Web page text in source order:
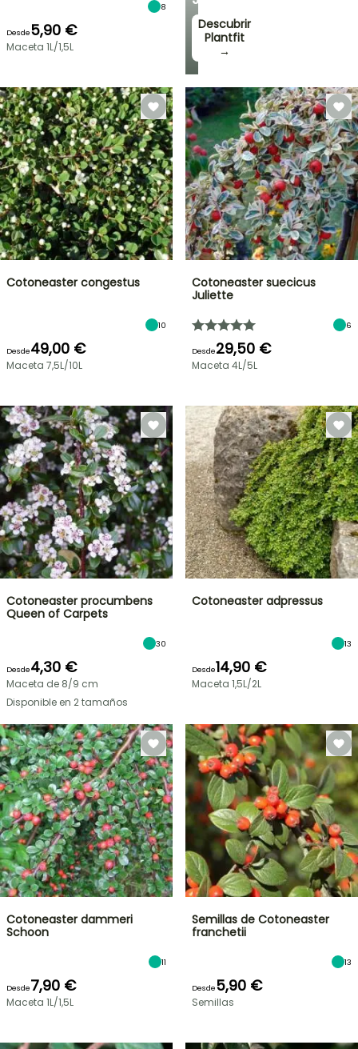
Descubrir
Plantfit
→
8
Desde5,90 €
Maceta 1L/1,5L
Cotoneaster congestus
10
Desde49,00 €
Maceta 7,5L/10L
Cotoneaster suecicus
Juliette
6
Desde29,50 €
Maceta 4L/5L
Cotoneaster procumbens
Queen of Carpets
30
Desde4,30 €
Maceta de 8/9 cm
Disponible en 2 tamaños
Cotoneaster adpressus
13
Desde14,90 €
Maceta 1,5L/2L
Cotoneaster dammeri
Schoon
11
Desde7,90 €
Maceta 1L/1,5L
Semillas de Cotoneaster
franchetii
13
Desde5,90 €
Semillas